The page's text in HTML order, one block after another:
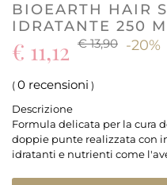
BIOEARTH HAIR
IDRATANTE 250
€ 13,90 -20%
€ 11,12
( 0 recensioni )
Descrizione
Formula delicata per la cura
doppie punte realizzata con
idratanti e nutrienti come